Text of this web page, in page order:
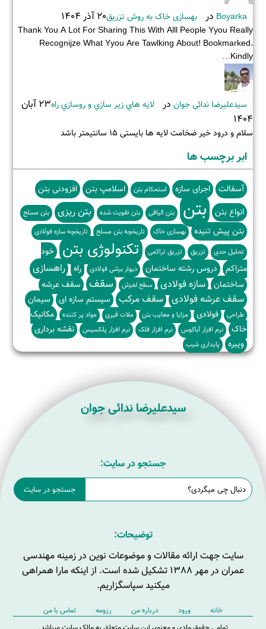
Boyarka در بهسازی خاک به روش تزریق20 آذر 1404
Thank You A Lot For Sharing This With Alll People Yyou Really
Recognijze What Yyou Are Tawlking About! Bookmarked.
Kindly…
سیدعلیرضا ندائی جوان در لايه هاي زير سازي و روسازي راه
23 آبان
1404
سلام و درود خیر ضخامت لایه ها بایستی ۱۵ سانتیمتر باشد
ابر برچسب ها
آسفالت اجرای سازه استحکام بتن اسلامپ بتن
افزودنی بتن
انواع بتن
بتن بتن الیافی بتن تقویت شده بتن ریزی بتن مسلح
بتن پیش تنیده بهسازی خاک تاریخچه بتن مسلح
تاریخچه سازه فولادی
تحلیل حدی
تزریق تزریق تراکمی تکنولوژی بتن
خود
متراکم
دروس رشته ساختمان دیوار برشی فولادی راه راهسازی
ساختمان سازه فولادی سطح لغزش سقف سقف عرشه
سقف عرشه فولادی سقف مرکب سیستم سازه ای سیمان
طراحی فولادی مزایا و معایب بتن ملات قیری مواد پر کننده
مکانیک
خاک
نرم افزار آباکوس نرم افزار فلک نرم افزار پلکسیس
نقشه برداری
ویبره
پایداری شیب
سیدعلیرضا ندائی جوان
جستجو در سایت:
توضیحات:
سایت جهت ارائه مقالات و موضوعات نوین در زمینه مهندسی
عمران در مهر 1388 تشکیل شده است. از اینکه مارا همراهی
میکنید سپاسگزاریم.
خانه ورود درباره من رزومه
تماس با من